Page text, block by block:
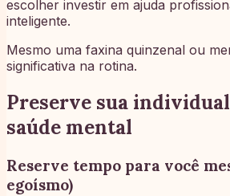
escolher investir em ajuda
inteligente.
Mesmo uma faxina quinzenal ou
significativa na rotina.
Preserve sua
saúde mental
Reserve tempo para você
egoísmo)